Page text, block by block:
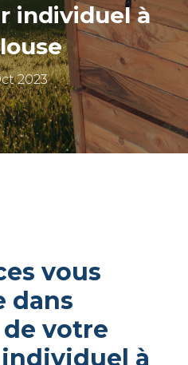
individuel à
2023
vous
dans
votre
à